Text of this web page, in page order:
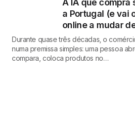
A IA que compra
a Portugal (e vai
online a mudar
Durante quase três décadas, o
numa premissa simples: uma pessoa
compara, coloca produtos no…